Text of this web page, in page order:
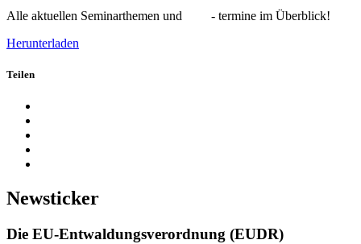
Alle aktuellen Seminarthemen und - termine im Überblick!
Herunterladen
Teilen
Newsticker
Die EU-Entwaldungsverordnung (EUDR)